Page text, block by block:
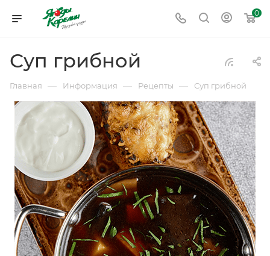
0
Суп грибной
Главная — Информация — Рецепты — Суп грибной